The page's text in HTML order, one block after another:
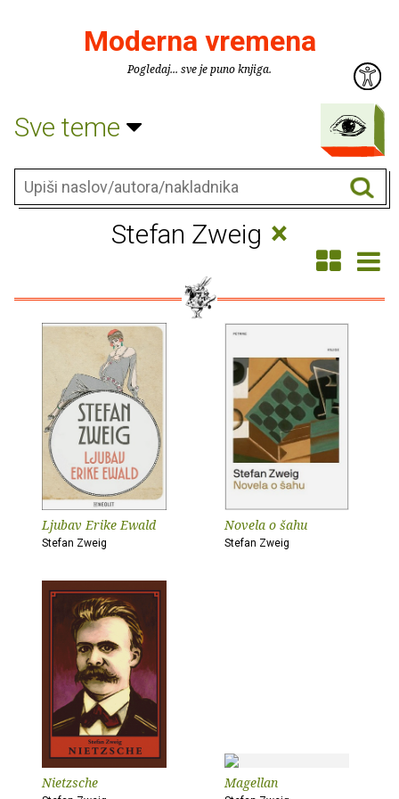
Moderna vremena
Pogledaj... sve je puno knjiga.
Sve teme
Stefan Zweig ×
Ljubav Erike Ewald
Stefan Zweig
Novela o šahu
Stefan Zweig
Nietzsche Magellan